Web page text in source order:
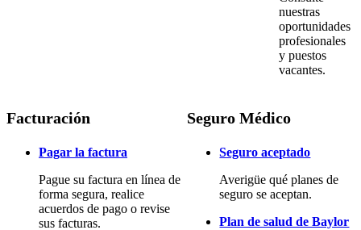
nuestras
oportunidades
profesionales
y puestos
vacantes.
Facturación
Pagar la factura
Pague su factura en línea de
forma segura, realice
acuerdos de pago o revise
sus facturas.
Seguro Médico
Seguro aceptado
Averigüe qué planes de
seguro se aceptan.
Plan de salud de Baylor